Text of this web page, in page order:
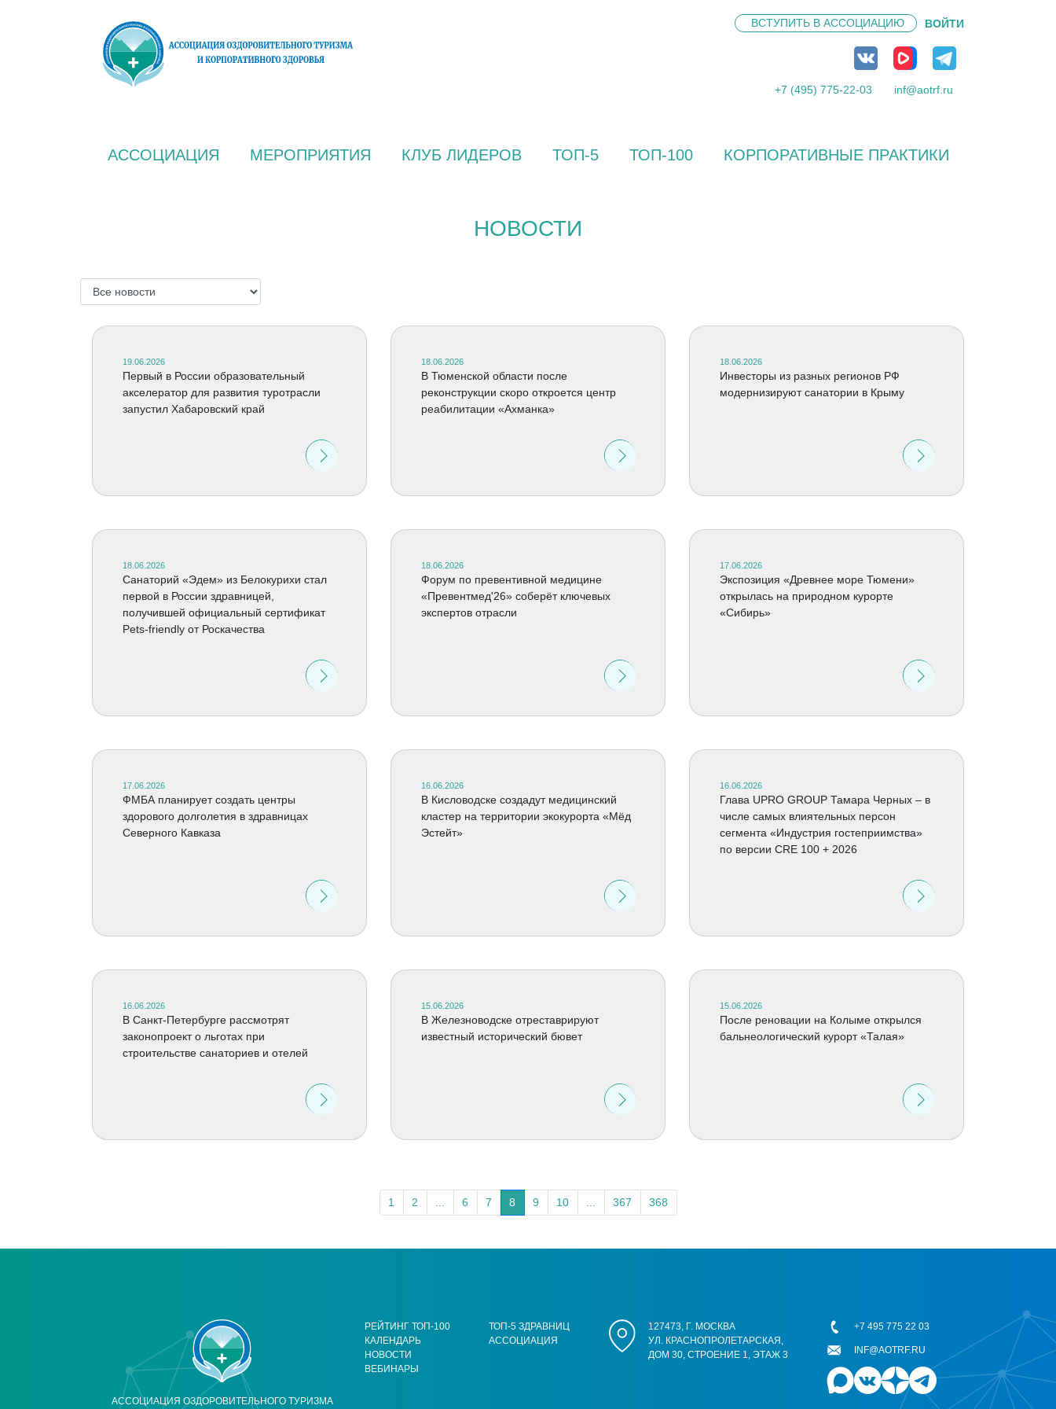
ВСТУПИТЬ В АССОЦИАЦИЮ ВОЙТИ
+7 (495) 775-22-03 inf@aotrf.ru
АССОЦИАЦИЯ МЕРОПРИЯТИЯ КЛУБ ЛИДЕРОВ ТОП-5 ТОП-100 КОРПОРАТИВНЫЕ ПРАКТИКИ
НОВОСТИ
19.06.2026
Первый в России образовательный
акселератор для развития туротрасли
запустил Хабаровский край
18.06.2026
В Тюменской области после
реконструкции скоро откроется центр
реабилитации «Ахманка»
18.06.2026
Инвесторы из разных регионов РФ
модернизируют санатории в Крыму
18.06.2026
Санаторий «Эдем» из Белокурихи стал
первой в России здравницей,
получившей официальный сертификат
Pets-friendly от Роскачества
18.06.2026
Форум по превентивной медицине
«Превентмед'26» соберёт ключевых
экспертов отрасли
17.06.2026
Экспозиция «Древнее море Тюмени»
открылась на природном курорте
«Сибирь»
17.06.2026
ФМБА планирует создать центры
здорового долголетия в здравницах
Северного Кавказа
16.06.2026
В Кисловодске создадут медицинский
кластер на территории экокурорта «Мёд
Эстейт»
16.06.2026
Глава UPRO GROUP Тамара Черных – в
числе самых влиятельных персон
сегмента «Индустрия гостеприимства»
по версии CRE 100 + 2026
16.06.2026
В Санкт-Петербурге рассмотрят
законопроект о льготах при
строительстве санаториев и отелей
15.06.2026
В Железноводске отреставрируют
известный исторический бювет
15.06.2026
После реновации на Колыме открылся
бальнеологический курорт «Талая»
1 2 6 7 8 9 10 367 368
АССОЦИАЦИЯ ОЗДОРОВИТЕЛЬНОГО ТУРИЗМА
РЕЙТИНГ ТОП-100
КАЛЕНДАРЬ
НОВОСТИ
ВЕБИНАРЫ
ТОП-5 ЗДРАВНИЦ
АССОЦИАЦИЯ
127473, Г. МОСКВА
УЛ. КРАСНОПРОЛЕТАРСКАЯ,
ДОМ 30, СТРОЕНИЕ 1, ЭТАЖ 3
+7 495 775 22 03
INF@AOTRF.RU